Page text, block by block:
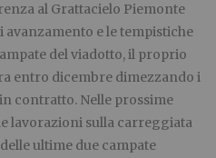
al Grattacielo Piemonte
e le tempistiche
del viadotto, il proprio
entro dicembre dimezzando i
contratto. Nelle prossime
lavorazioni sulla carreggiata
ultime due campate